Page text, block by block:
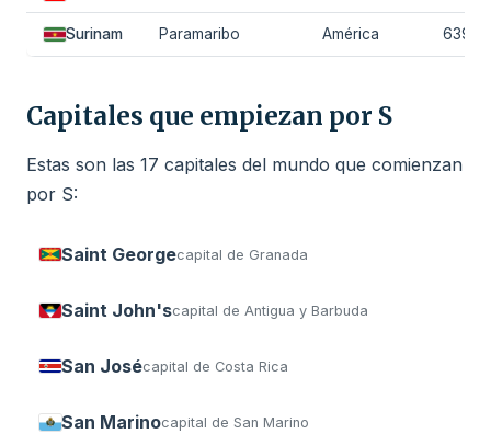
Surinam Paramaribo América
Capitales que empiezan por S
Estas son las 17 capitales del mundo que comienzan
por S:
Saint Georgecapital de Granada
Saint John'scapital de Antigua y Barbuda
San Josécapital de Costa Rica
San Marinocapital de San Marino